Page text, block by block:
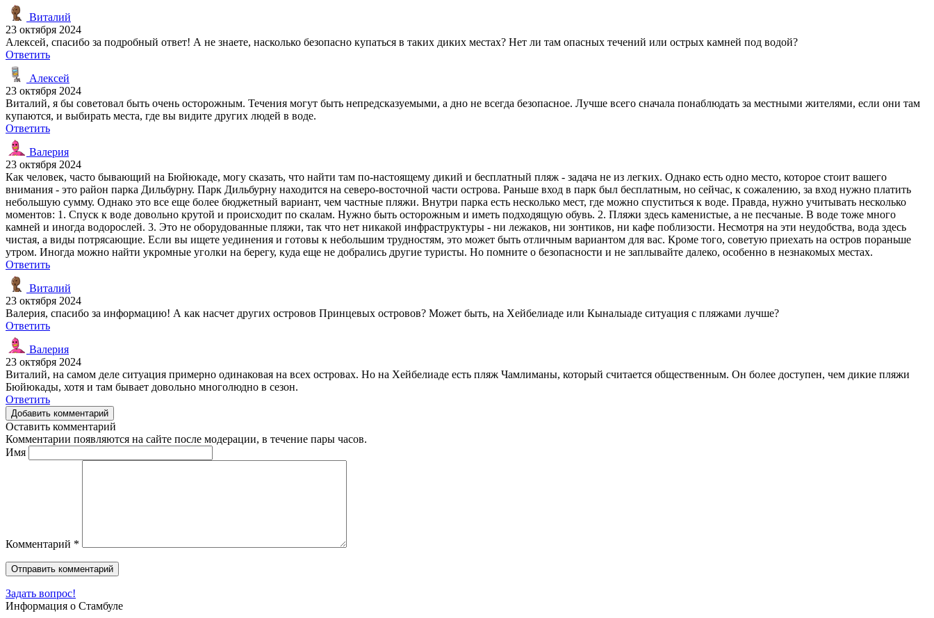
Виталий
23 октября 2024
Алексей, спасибо за подробный ответ! А не знаете, насколько безопасно купаться в таких диких местах? Нет ли там опасных течений или острых камней под водой?
Ответить
Алексей
23 октября 2024
Виталий, я бы советовал быть очень осторожным. Течения могут быть непредсказуемыми, а дно не всегда безопасное. Лучше всего сначала понаблюдать за местными жителями, если они там
купаются, и выбирать места, где вы видите других людей в воде.
Ответить
Валерия
23 октября 2024
Как человек, часто бывающий на Бюйюкаде, могу сказать, что найти там по-настоящему дикий и бесплатный пляж - задача не из легких. Однако есть одно место, которое стоит вашего
внимания - это район парка Дильбурну. Парк Дильбурну находится на северо-восточной части острова. Раньше вход в парк был бесплатным, но сейчас, к сожалению, за вход нужно платить
небольшую сумму. Однако это все еще более бюджетный вариант, чем частные пляжи. Внутри парка есть несколько мест, где можно спуститься к воде. Правда, нужно учитывать несколько
моментов: 1. Спуск к воде довольно крутой и происходит по скалам. Нужно быть осторожным и иметь подходящую обувь. 2. Пляжи здесь каменистые, а не песчаные. В воде тоже много
камней и иногда водорослей. 3. Это не оборудованные пляжи, так что нет никакой инфраструктуры - ни лежаков, ни зонтиков, ни кафе поблизости. Несмотря на эти неудобства, вода здесь
чистая, а виды потрясающие. Если вы ищете уединения и готовы к небольшим трудностям, это может быть отличным вариантом для вас. Кроме того, советую приехать на остров пораньше
утром. Иногда можно найти укромные уголки на берегу, куда еще не добрались другие туристы. Но помните о безопасности и не заплывайте далеко, особенно в незнакомых местах.
Ответить
Виталий
23 октября 2024
Валерия, спасибо за информацию! А как насчет других островов Принцевых островов? Может быть, на Хейбелиаде или Кыналыаде ситуация с пляжами лучше?
Ответить
Валерия
23 октября 2024
Виталий, на самом деле ситуация примерно одинаковая на всех островах. Но на Хейбелиаде есть пляж Чамлиманы, который считается общественным. Он более доступен, чем дикие пляжи
Бюйюкады, хотя и там бывает довольно многолюдно в сезон.
Ответить
Добавить комментарий
Оставить комментарий
Комментарии появляются на сайте после модерации, в течение пары часов.
Имя
Комментарий *
Задать вопрос!
Информация о Стамбуле